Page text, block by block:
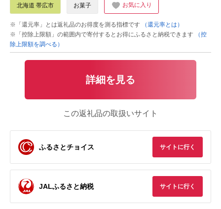
北海道 帯広市 お菓子 お気に入り
※「還元率」とは返礼品のお得度を測る指標です
（還元率とは）
※「控除上限額」の範囲内で寄付するとお得にふるさと納税できます
（控
除上限額を調べる）
詳細を見る
この返礼品の取扱いサイト
ふるさとチョイス サイトに行く
JALふるさと納税 サイトに行く